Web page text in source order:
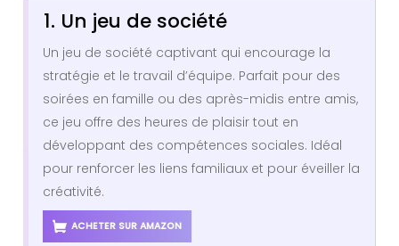
1. Un jeu de société
Un jeu de société captivant qui encourage la
stratégie et le travail d’équipe. Parfait pour des
soirées en famille ou des après-midis entre amis,
ce jeu offre des heures de plaisir tout en
développant des compétences sociales. Idéal
pour renforcer les liens familiaux et pour éveiller la
créativité.
ACHETER SUR AMAZON